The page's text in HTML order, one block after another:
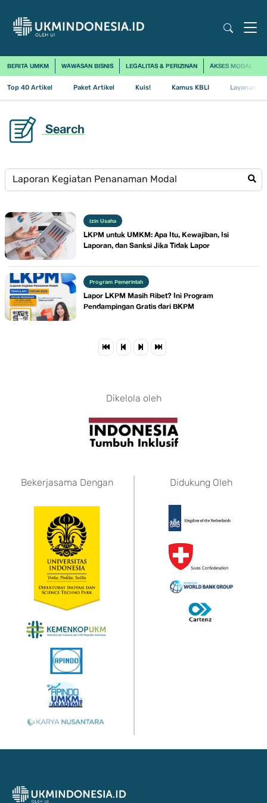
BERITA UMKM WAWASAN BISNIS LEGALITAS & PERIZINAN AKSES MODAL
Top 40 Artikel Paket Artikel Kuis! Kamus KBLI Layanan
Search
Izin Usaha
LKPM untuk UMKM: Apa Itu, Kewajiban, Isi
Laporan, dan Sanksi Jika Tidak Lapor
Program Pemerintah
Lapor LKPM Masih Ribet? Ini Program
Pendampingan Gratis dari BKPM
Dikelola oleh
Bekerjasama Dengan Didukung Oleh